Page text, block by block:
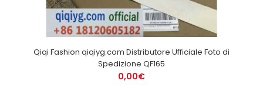
Qiqi Fashion qiqiyg.com Distributore Ufficiale Foto di
Spedizione QF165
0,00€